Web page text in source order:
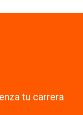
tu carrera